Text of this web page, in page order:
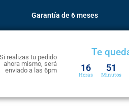
Garantía de 6 meses
Si realizas tu pedido
ahora mismo, será
enviado a las 6pm
Te
16
Horas
51
Minutos